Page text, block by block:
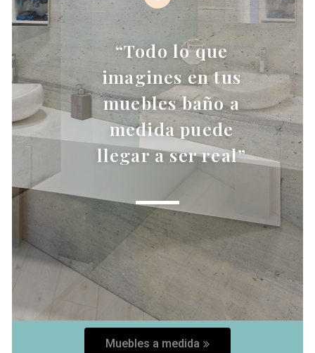
“Todo lo que
imagines en tus
muebles baño a
medida puede
llegar a ser real”
Muebles a medida